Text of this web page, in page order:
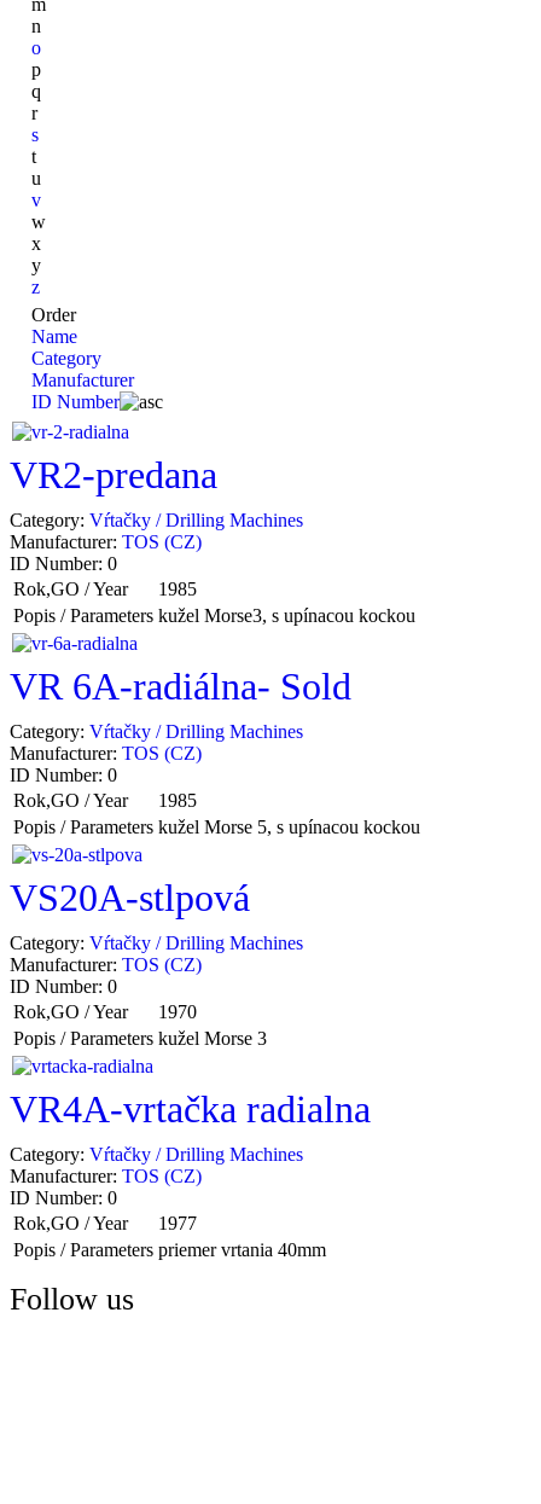
m
n
o
p
q
r
s
t
u
v
w
x
y
z
Order
Name
Category
Manufacturer
ID Number
VR2-predana
Category: Vŕtačky / Drilling Machines
Manufacturer: TOS (CZ)
ID Number: 0
Rok,GO / Year
1985
Popis / Parameters kužel Morse3, s upínacou kockou
VR 6A-radiálna- Sold
Category: Vŕtačky / Drilling Machines
Manufacturer: TOS (CZ)
ID Number: 0
Rok,GO / Year
1985
Popis / Parameters kužel Morse 5, s upínacou kockou
VS20A-stlpová
Category: Vŕtačky / Drilling Machines
Manufacturer: TOS (CZ)
ID Number: 0
Rok,GO / Year
1970
Popis / Parameters kužel Morse 3
VR4A-vrtačka radialna
Category: Vŕtačky / Drilling Machines
Manufacturer: TOS (CZ)
ID Number: 0
Rok,GO / Year
1977
Popis / Parameters priemer vrtania 40mm
Follow us